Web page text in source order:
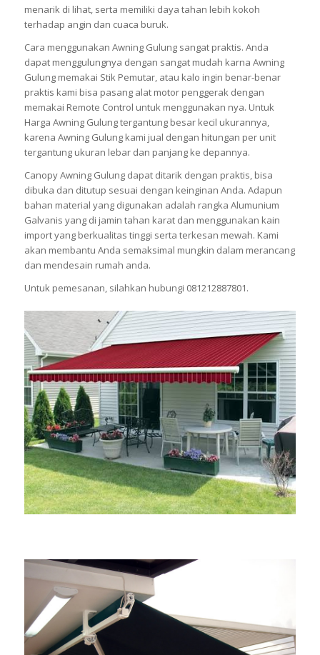
menarik di lihat, serta memiliki daya tahan lebih kokoh
terhadap angin dan cuaca buruk.
Cara menggunakan Awning Gulung sangat praktis. Anda
dapat menggulungnya dengan sangat mudah karna Awning
Gulung memakai Stik Pemutar, atau kalo ingin benar-benar
praktis kami bisa pasang alat motor penggerak dengan
memakai Remote Control untuk menggunakan nya. Untuk
Harga Awning Gulung tergantung besar kecil ukurannya,
karena Awning Gulung kami jual dengan hitungan per unit
tergantung ukuran lebar dan panjang ke depannya.
Canopy Awning Gulung dapat ditarik dengan praktis, bisa
dibuka dan ditutup sesuai dengan keinginan Anda. Adapun
bahan material yang digunakan adalah rangka Alumunium
Galvanis yang di jamin tahan karat dan menggunakan kain
import yang berkualitas tinggi serta terkesan mewah. Kami
akan membantu Anda semaksimal mungkin dalam merancang
dan mendesain rumah anda.
Untuk pemesanan, silahkan hubungi 081212887801.